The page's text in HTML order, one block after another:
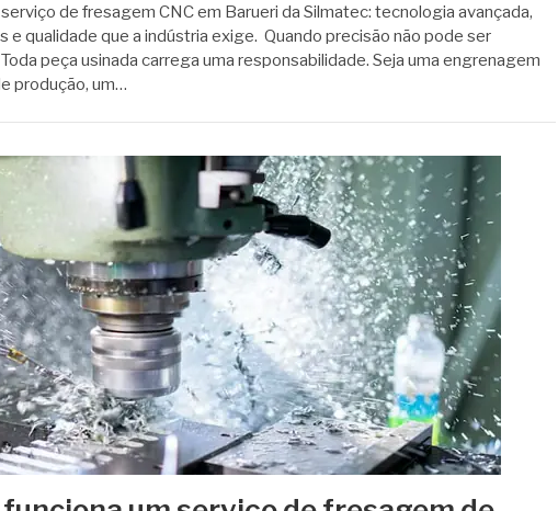
de fresagem CNC em Barueri da Silmatec: tecnologia avançada,
e qualidade que a indústria exige. Quando precisão não pode ser
peça usinada carrega uma responsabilidade. Seja uma engrenagem
produção, um…